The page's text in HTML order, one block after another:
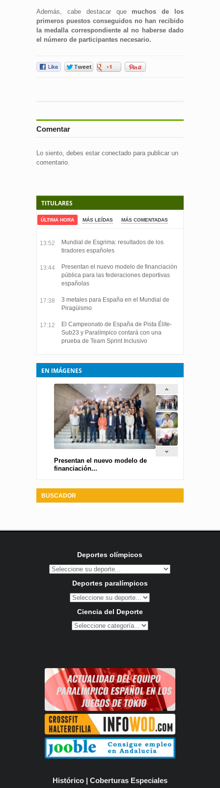
Además, cabe destacar que muchos de los
primeros puestos conseguidos no han recibido
la medalla correspondiente al no haberse dado
el número de participantes necesario.
Comentar
Lo siento, debes estar conectado para publicar un
comentario.
TITULARES
ÚLTIMA HORA MÁS LEÍDAS MÁS COMENTADAS
13:52
Mundial de Esgrima: resultados de los
tiradores españoles
13:44
Presentan el nuevo modelo de financiación
pública para las federaciones deportivas
españolas
17:38
3 metales para España en el Mundial de
Piragüismo
17:12
El Campeonato de España de Pista Élite-
Sub23 y Paralímpico contará con una
prueba de Team Sprint Inclusivo
EN IMÁGENES
Presentan el nuevo modelo de
financiación...
BUSCADOR
Deportes olímpicos
Deportes paralímpicos
Ciencia del Deporte
Histórico | Coberturas Especiales